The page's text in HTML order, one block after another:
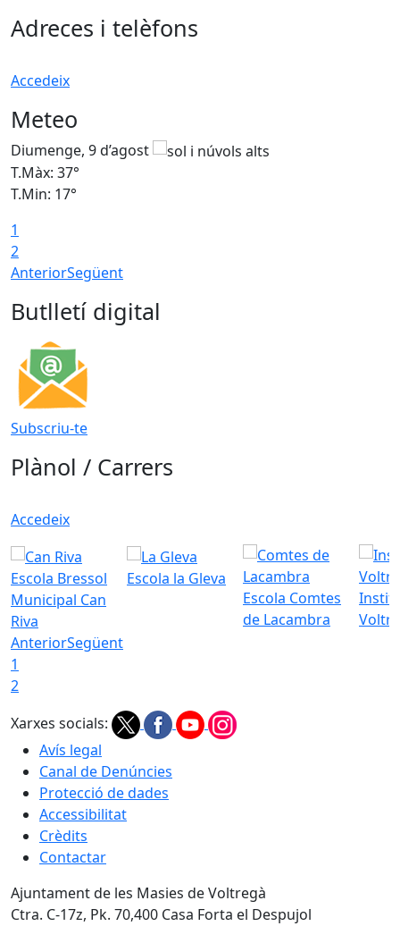
Adreces i telèfons
Accedeix
Meteo
Diumenge, 9 d’agost
T.Màx: 37°
T.Min: 17°
1
2
AnteriorSegüent
Butlletí digital
Subscriu-te
Plànol / Carrers
Accedeix
Escola Bressol
Municipal Can
Riva
Escola la Gleva
Escola Comtes
de Lacambra
AnteriorSegüent
1
2
Xarxes socials:
Avís legal
Canal de Denúncies
Protecció de dades
Accessibilitat
Crèdits
Contactar
Ajuntament de les Masies de Voltregà
Ctra. C-17z, Pk. 70,400 Casa Forta el Despujol